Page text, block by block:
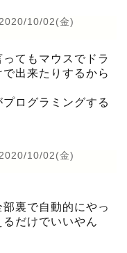
2020/10/02(金)
てもマウスでドラ
出来たりするから
ログラミングする
2020/10/02(金)
裏で自動的にやっ
だけでいいやん